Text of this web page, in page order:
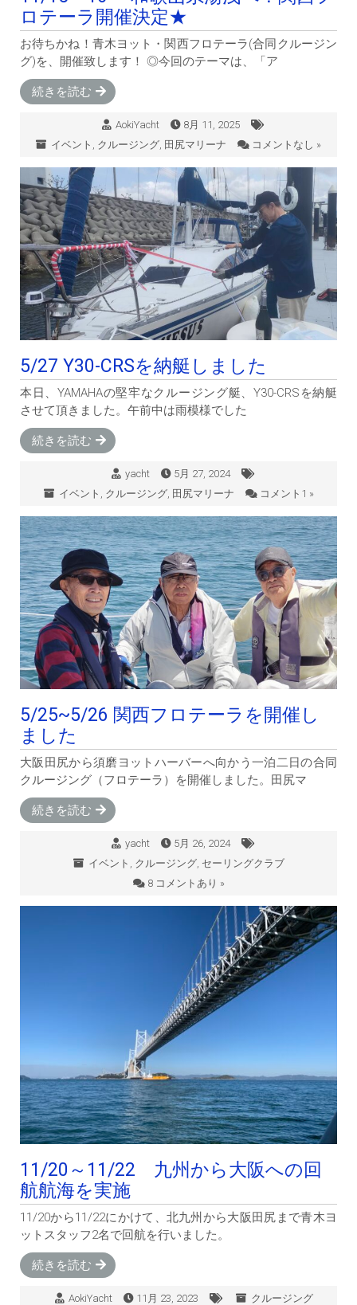
ロテーラ開催決定★
お待ちかね！青木ヨット・関西フロテーラ(合同クルージン
グ)を、開催致します！ ◎今回のテーマは、「ア
続きを読む
AokiYacht
8月 11, 2025
イベント
クルージング 田尻マリーナ コメントなし »
5/27 Y30-CRSを納艇しました
本日、YAMAHAの堅牢なクルージング艇、Y30-CRSを納艇
させて頂きました。午前中は雨模様でした
続きを読む
yacht
5月 27, 2024
イベント , クルージング, 田尻マリーナ コメント1 »
5/25~5/26 関西フロテーラを開催し
ました
大阪田尻から須磨ヨットハーバーへ向かう一泊二日の合同
クルージング（フロテーラ）を開催しました。田尻マ
続きを読む
yacht
5月 26, 2024
イベント , クルージング, セーリングクラブ
8 コメントあり »
11/20～11/22 九州から大阪への回
航航海を実施
11/20から11/22にかけて、北九州から大阪田尻まで青木ヨ
ットスタッフ2名で回航を行いました。
続きを読む
AokiYacht 11月 23, 2023
クルージング